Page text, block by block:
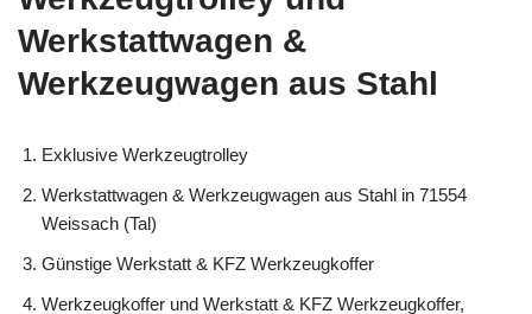
Werkstattwagen &
Werkzeugwagen aus Stahl
Exklusive Werkzeugtrolley
Werkstattwagen & Werkzeugwagen aus Stahl in 71554
Weissach (Tal)
Günstige Werkstatt & KFZ Werkzeugkoffer
Werkzeugkoffer und Werkstatt & KFZ Werkzeugkoffer,